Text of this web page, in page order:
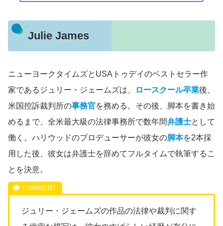
Julie James
ニューヨークタイムズとUSAトゥデイのベストセラー作
家であるジュリー・ジェームズは、
ロースクール卒業後、
米国控訴裁判所の事務官を務める。その後、脚本を書き始
めるまで、全米最大級の法律事務所で数年間弁護士として
働く。ハリウッドのプロデューサーが彼女の脚本を2本採
用した後、彼女は弁護士を辞めてフルタイムで執筆するこ
とを決意。
ジュリー・ジェームズの作品の法律や裁判に関す